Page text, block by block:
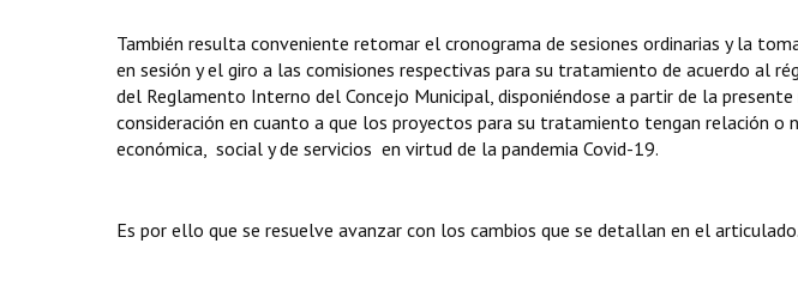
También resulta conveniente retomar el cronograma de sesiones ordinarias y la
en sesión y el giro a las comisiones respectivas para su tratamiento de acuerdo al
del Reglamento Interno del Concejo Municipal, disponiéndose a partir de la
consideración en cuanto a que los proyectos para su tratamiento tengan relación o
económica, social y de servicios en virtud de la pandemia Covid-19.
Es por ello que se resuelve avanzar con los cambios que se detallan en el articulado.